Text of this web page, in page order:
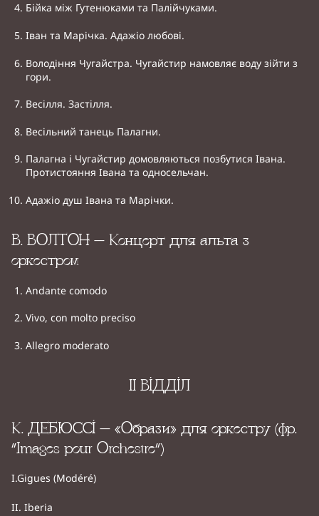
Бійка між Гутенюками та Палійчуками.
Іван та Марічка. Адажіо любові.
Володіння Чугайстра. Чугайстир намовляє воду зійти з
гори.
Весілля. Застілля.
Весільний танець Палагни.
Палагна і Чугайстир домовляються позбутися Івана.
Протистояння Івана та односельчан.
Адажіо душ Івана та Марічки.
В. ВОЛТОН – Концерт для альта з
оркестром
Andante comodo
Vivo, con molto preciso
Allegro moderato
II ВІДДІЛ
К. ДЕБЮССІ – «Образи» для оркестру (фр.
“Images pour Orchestre”)
I.Gigues (Modéré)
II. Iberia